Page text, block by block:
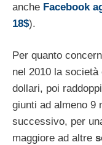
anche Facebook
18$).
Per quanto
nel 2010 la
dollari, poi
giunti ad almeno 9
successivo, per
maggiore ad altre